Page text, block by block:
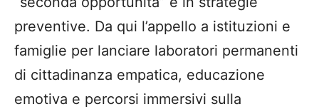
preventive. Da qui l’appello a istituzioni e
famiglie per lanciare laboratori permanenti
di cittadinanza empatica, educazione
emotiva e percorsi immersivi sulla